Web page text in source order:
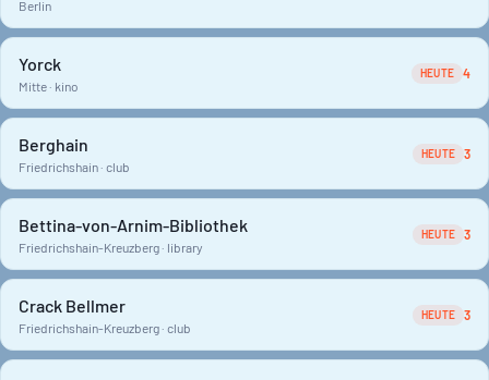
Berlin
Yorck
Mitte · kino
HEUTE 4
Berghain
Friedrichshain · club
HEUTE 3
Bettina-von-Arnim-Bibliothek
Friedrichshain-Kreuzberg · library
HEUTE 3
Crack Bellmer
Friedrichshain-Kreuzberg · club
HEUTE 3